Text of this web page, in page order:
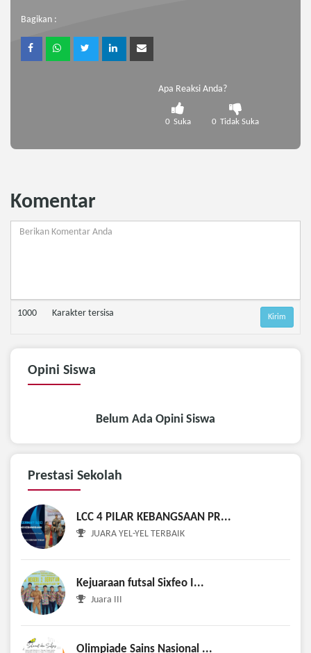
Bagikan :
Apa Reaksi Anda?
0 Suka 0 Tidak Suka
Komentar
1000 Karakter tersisa
Opini Siswa
Belum Ada Opini Siswa
Prestasi Sekolah
LCC 4 PILAR KEBANGSAAN PR...
JUARA YEL-YEL TERBAIK
Kejuaraan futsal Sixfeo I...
Juara III
Olimpiade Sains Nasional ...